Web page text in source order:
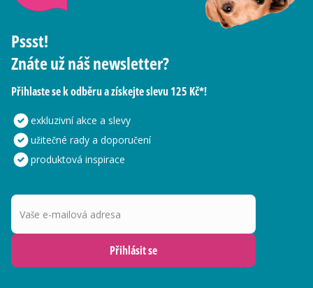
Pssst!
Znáte už náš newsletter?
Přihlaste se k odběru a získejte slevu 125 Kč*!
exkluzivní akce a slevy
užitečné rady a doporučení
produktová inspirace
Vaše e-mailová adresa
Přihlásit se